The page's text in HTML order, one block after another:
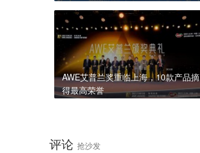
AWE艾普兰奖重临上海，10款产品摘
得最高荣誉
评论 抢沙发